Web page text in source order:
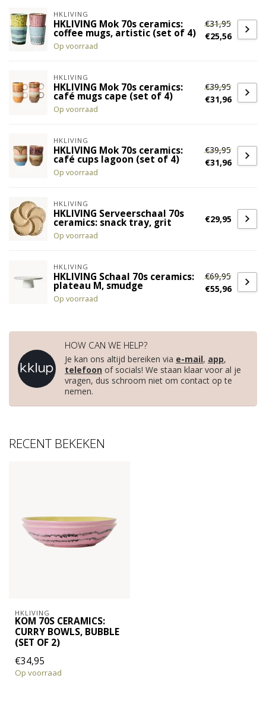
HKLIVING
HKLIVING Mok 70s ceramics:
coffee mugs, artistic (set of 4)
Op voorraad
€31,95
€25,56
HKLIVING
HKLIVING Mok 70s ceramics:
café mugs cape (set of 4)
Op voorraad
€39,95
€31,96
HKLIVING
HKLIVING Mok 70s ceramics:
café cups lagoon (set of 4)
Op voorraad
€39,95
€31,96
HKLIVING
HKLIVING Serveerschaal 70s
ceramics: snack tray, grit
Op voorraad
€29,95
HKLIVING
HKLIVING Schaal 70s ceramics:
plateau M, smudge
Op voorraad
€69,95
€55,96
HOW CAN WE HELP?
Je kan ons altijd bereiken via e-mail, app,
telefoon of socials! We staan klaar voor al je
vragen, dus schroom niet om contact op te
nemen.
RECENT BEKEKEN
HKLIVING
KOM 70S CERAMICS:
CURRY BOWLS, BUBBLE
(SET OF 2)
€34,95
Op voorraad